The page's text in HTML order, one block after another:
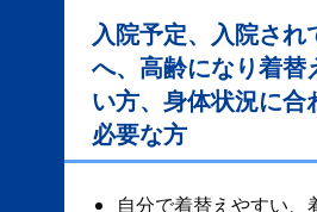
入院予定、入院され
へ、高齢になり着替
い方、身体状況に合
必要な方
自分で着替えやすい、